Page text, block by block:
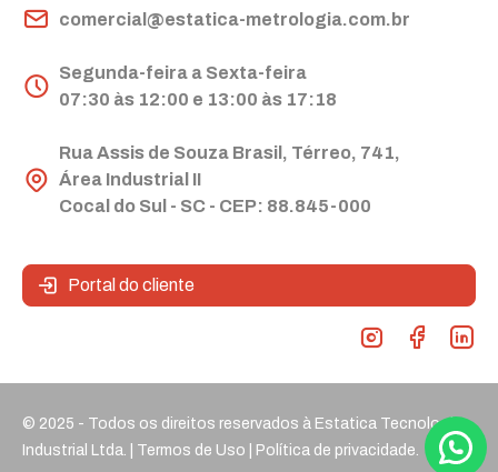
comercial@estatica-metrologia.com.br
Segunda-feira a Sexta-feira
07:30 às 12:00 e 13:00 às 17:18
Rua Assis de Souza Brasil, Térreo, 741,
Área Industrial II
Cocal do Sul - SC - CEP: 88.845-000
Portal do cliente
© 2025 - Todos os direitos reservados à Estatica Tecnologia
Industrial Ltda. | Termos de Uso Política de privacidade.